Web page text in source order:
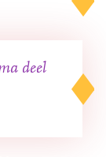
deel